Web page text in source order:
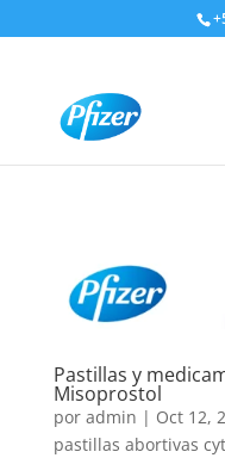
Pastillas y
Misoprostol
por admin | Oct 12,
pastillas abortivas